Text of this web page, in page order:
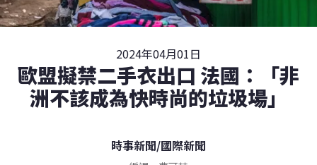
2024年04月01日
歐盟擬禁二手衣出口 法國：「非
洲不該成為快時尚的垃圾場」
時事新聞/國際新聞